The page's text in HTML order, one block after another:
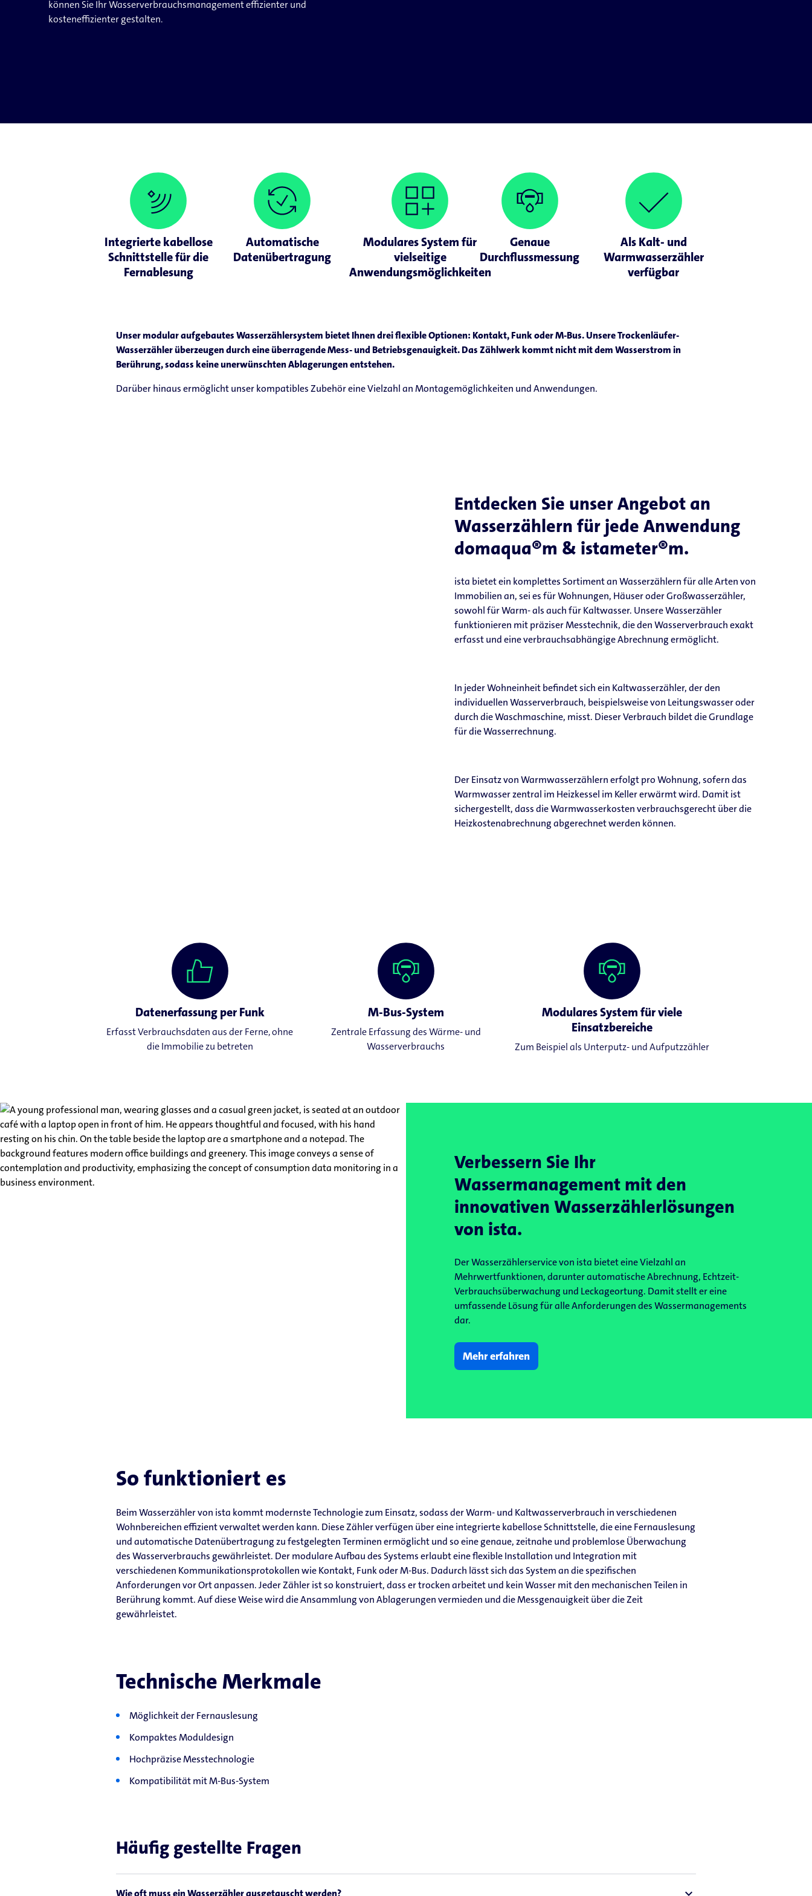
können Sie Ihr Wasserverbrauchsmanagement effizienter und
kosteneffizienter gestalten.
Integrierte kabellose
Schnittstelle für die
Fernablesung
Automatische
Datenübertragung
Modulares System für
vielseitige
Anwendungsmöglichkeiten
Genaue
Durchflussmessung
Als Kalt- und
Warmwasserzähler
verfügbar
Unser modular aufgebautes Wasserzählersystem bietet Ihnen drei flexible Optionen: Kontakt, Funk oder M-Bus. Unsere Trockenläufer-
Wasserzähler überzeugen durch eine überragende Mess- und Betriebsgenauigkeit. Das Zählwerk kommt nicht mit dem Wasserstrom in
Berührung, sodass keine unerwünschten Ablagerungen entstehen.
Darüber hinaus ermöglicht unser kompatibles Zubehör eine Vielzahl an Montagemöglichkeiten und Anwendungen.
Entdecken Sie unser Angebot an
Wasserzählern für jede Anwendung
domaqua®m & istameter®m.
ista bietet ein komplettes Sortiment an Wasserzählern für alle Arten von
Immobilien an, sei es für Wohnungen, Häuser oder Großwasserzähler,
sowohl für Warm- als auch für Kaltwasser. Unsere Wasserzähler
funktionieren mit präziser Messtechnik, die den Wasserverbrauch exakt
erfasst und eine verbrauchsabhängige Abrechnung ermöglicht.
In jeder Wohneinheit befindet sich ein Kaltwasserzähler, der den
individuellen Wasserverbrauch, beispielsweise von Leitungswasser oder
durch die Waschmaschine, misst. Dieser Verbrauch bildet die Grundlage
für die Wasserrechnung.
Der Einsatz von Warmwasserzählern erfolgt pro Wohnung, sofern das
Warmwasser zentral im Heizkessel im Keller erwärmt wird. Damit ist
sichergestellt, dass die Warmwasserkosten verbrauchsgerecht über die
Heizkostenabrechnung abgerechnet werden können.
Datenerfassung per Funk
Erfasst Verbrauchsdaten aus der Ferne, ohne
die Immobilie zu betreten
M-Bus-System
Zentrale Erfassung des Wärme- und
Wasserverbrauchs
Modulares System für viele
Einsatzbereiche
Zum Beispiel als Unterputz- und Aufputzzähler
Verbessern Sie Ihr
Wassermanagement mit den
innovativen Wasserzählerlösungen
von ista.
Der Wasserzählerservice von ista bietet eine Vielzahl an
Mehrwertfunktionen, darunter automatische Abrechnung, Echtzeit-
Verbrauchsüberwachung und Leckageortung. Damit stellt er eine
umfassende Lösung für alle Anforderungen des Wassermanagements
dar.
Mehr erfahren
So funktioniert es
Beim Wasserzähler von ista kommt modernste Technologie zum Einsatz, sodass der Warm- und Kaltwasserverbrauch in verschiedenen
Wohnbereichen effizient verwaltet werden kann. Diese Zähler verfügen über eine integrierte kabellose Schnittstelle, die eine Fernauslesung
und automatische Datenübertragung zu festgelegten Terminen ermöglicht und so eine genaue, zeitnahe und problemlose Überwachung
des Wasserverbrauchs gewährleistet. Der modulare Aufbau des Systems erlaubt eine flexible Installation und Integration mit
verschiedenen Kommunikationsprotokollen wie Kontakt, Funk oder M-Bus. Dadurch lässt sich das System an die spezifischen
Anforderungen vor Ort anpassen. Jeder Zähler ist so konstruiert, dass er trocken arbeitet und kein Wasser mit den mechanischen Teilen in
Berührung kommt. Auf diese Weise wird die Ansammlung von Ablagerungen vermieden und die Messgenauigkeit über die Zeit
gewährleistet.
Technische Merkmale
Möglichkeit der Fernauslesung
Kompaktes Moduldesign
Hochpräzise Messtechnologie
Kompatibilität mit M-Bus-System
Häufig gestellte Fragen
Wie oft muss ein Wasserzähler ausgetauscht werden?